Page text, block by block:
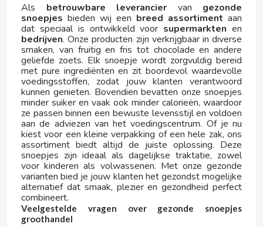
FIESTA
FILIPINOS
FINI
FISHERMAN'S FRIEND
FLIS
FLUFFY STUFF
FONTECELTA
Als betrouwbare leverancier van gezonde
snoepjes bieden wij een breed assortiment aan
dat speciaal is ontwikkeld voor supermarkten en
bedrijven. Onze producten zijn verkrijgbaar in diverse
smaken, van fruitig en fris tot chocolade en andere
geliefde zoets. Elk snoepje wordt zorgvuldig bereid
met pure ingrediënten en zit boordevol waardevolle
voedingsstoffen, zodat jouw klanten verantwoord
kunnen genieten. Bovendien bevatten onze snoepjes
minder suiker en vaak ook minder calorieën, waardoor
ze passen binnen een bewuste levensstijl en voldoen
aan de adviezen van het voedingscentrum. Of je nu
kiest voor een kleine verpakking of een hele zak, ons
assortiment biedt altijd de juiste oplossing. Deze
snoepjes zijn ideaal als dagelijkse traktatie, zowel
voor kinderen als volwassenen. Met onze gezonde
varianten bied je jouw klanten het gezondst mogelijke
alternatief dat smaak, plezier en gezondheid perfect
combineert.
Veelgestelde vragen over gezonde snoepjes
groothandel